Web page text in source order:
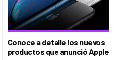
Conoce a detalle los nuevos
productos que anunció Apple